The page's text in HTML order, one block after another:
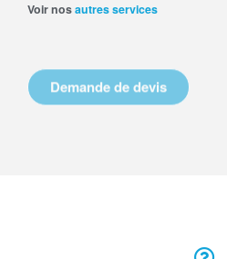
Voir nosautres services
Demande de devis